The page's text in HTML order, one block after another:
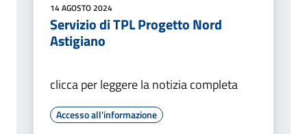
14 AGOSTO 2024
Servizio di TPL Progetto Nord
Astigiano
clicca per leggere la notizia completa
Accesso all'informazione